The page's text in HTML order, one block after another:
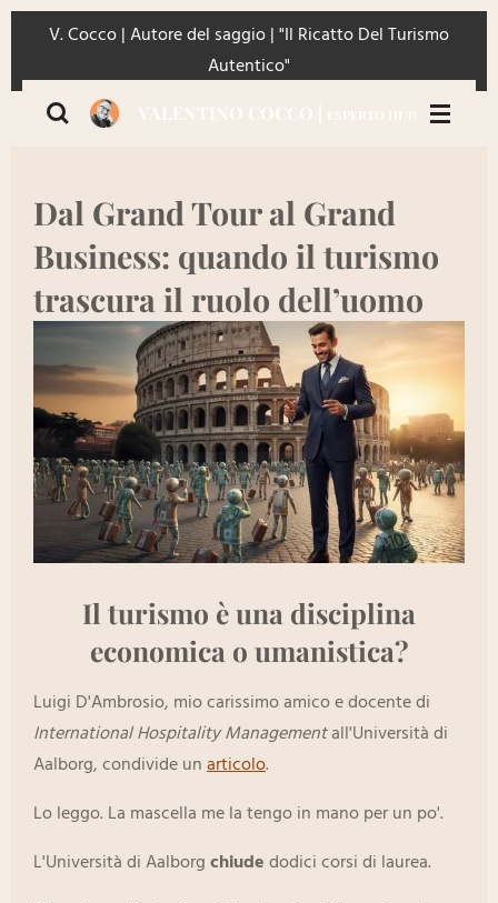
contenuto
principale
VALENTINO COCCO | ESPERTO DI TURISMO |
V. Cocco | Autore del saggio | "Il Ricatto Del Turismo
Autentico"
Dal Grand Tour al Grand
Business: quando il turismo
trascura il ruolo dell’uomo
Il turismo è una disciplina
economica o umanistica?
Luigi D'Ambrosio, mio carissimo amico e docente di
International Hospitality Managementall'Università di
Aalborg, condivide unarticolo.
Lo leggo. La mascella me la tengo in mano per un po'.
L'Università di Aalborgchiudedodici corsi di laurea.